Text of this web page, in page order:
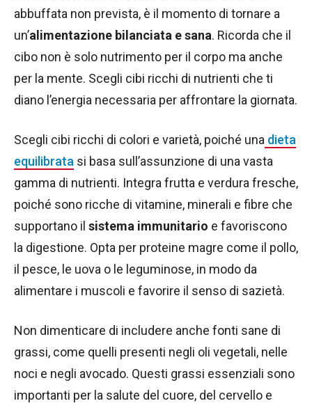
abbuffata non prevista, è il momento di tornare a
un’alimentazione bilanciata e sana. Ricorda che il
cibo non è solo nutrimento per il corpo ma anche
per la mente. Scegli cibi ricchi di nutrienti che ti
diano l’energia necessaria per affrontare la giornata.
Scegli cibi ricchi di colori e varietà, poiché una dieta
equilibrata si basa sull’assunzione di una vasta
gamma di nutrienti. Integra frutta e verdura fresche,
poiché sono ricche di vitamine, minerali e fibre che
supportano il sistema immunitario e favoriscono
la digestione. Opta per proteine magre come il pollo,
il pesce, le uova o le leguminose, in modo da
alimentare i muscoli e favorire il senso di sazietà.
Non dimenticare di includere anche fonti sane di
grassi, come quelli presenti negli oli vegetali, nelle
noci e negli avocado. Questi grassi essenziali sono
importanti per la salute del cuore, del cervello e